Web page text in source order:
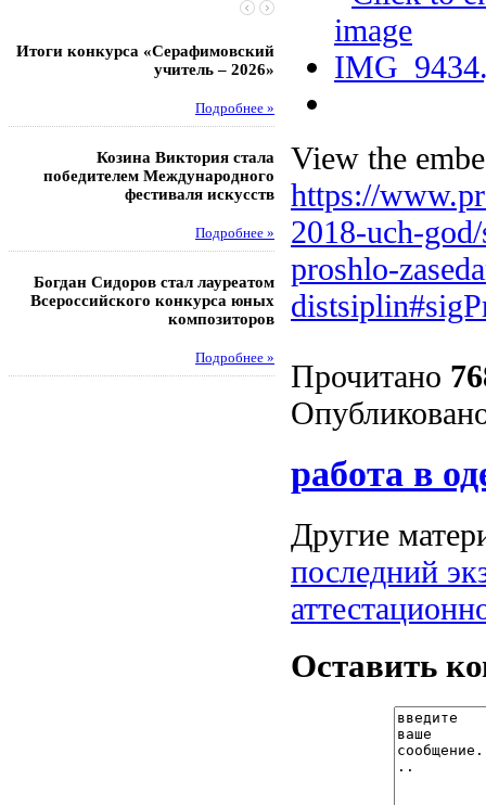
Итоги конкурса «Серафимовский
учитель – 2026»
Подробнее »
Козина Виктория стала
победителем Международного
фестиваля искусств
Подробнее »
Богдан Сидоров стал лауреатом
Всероссийского конкурса юных
композиторов
Подробнее »
Чебаненко Глеб стал
областных
Музафаров Пётр стал
Педагоги
победителями
этапа XXI
конкурса «За
View the
https://
2018-uch-
proshlo-
Прочитано
работа в
Другие
последний
Оставить